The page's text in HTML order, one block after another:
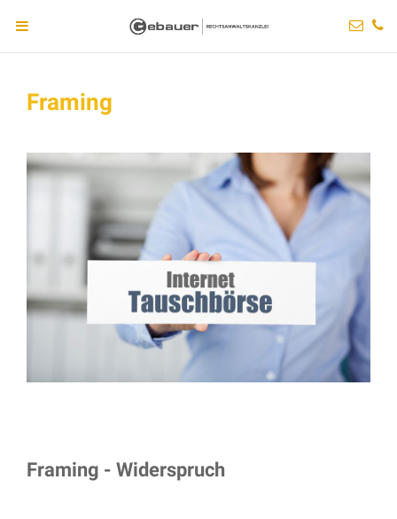
Framing
Framing - Widerspruch